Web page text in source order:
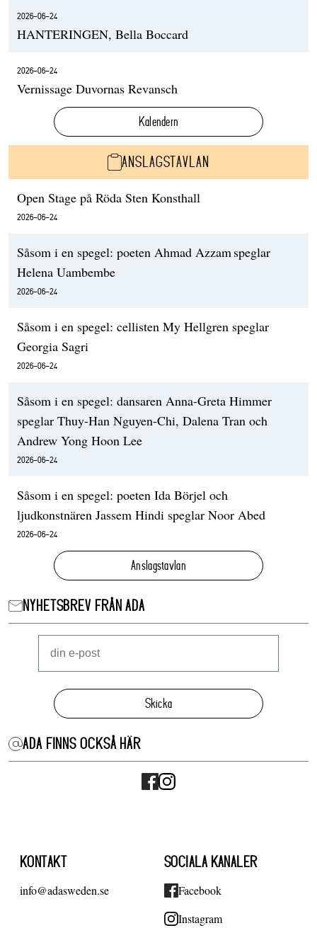
2026-06-24
HANTERINGEN, Bella Boccard
2026-06-24
Vernissage Duvornas Revansch
Kalendern
ANSLAGSTAVLAN
Open Stage på Röda Sten Konsthall
2026-06-24
Såsom i en spegel: poeten Ahmad Azzam speglar
Helena Uambembe
2026-06-24
Såsom i en spegel: cellisten My Hellgren speglar
Georgia Sagri
2026-06-24
Såsom i en spegel: dansaren Anna-Greta Himmer
speglar Thuy-Han Nguyen-Chi, Dalena Tran och
Andrew Yong Hoon Lee
2026-06-24
Såsom i en spegel: poeten Ida Börjel och
ljudkonstnären Jassem Hindi speglar Noor Abed
2026-06-24
Anslagstavlan
NYHETSBREV FRÅN ADA
Skicka
ADA FINNS OCKSÅ HÄR
KONTAKT
info@adasweden.se
SOCIALA KANALER
Facebook
Instagram